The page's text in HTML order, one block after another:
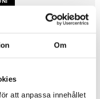
Om
att anpassa innehållet